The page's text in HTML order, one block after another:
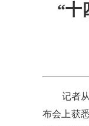
“十
记者从
布会上获